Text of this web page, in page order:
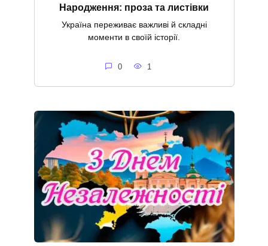
Народження: проза та листівки
Україна переживає важливі й складні
моменти в своїй історії.
0 1